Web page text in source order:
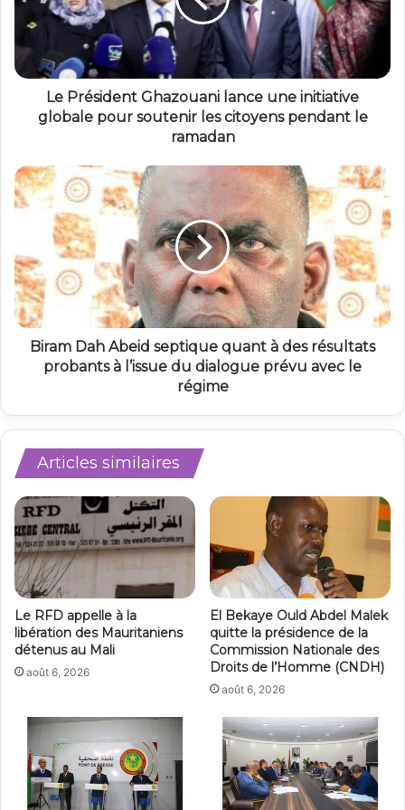
Le Président Ghazouani lance une initiative
globale pour soutenir les citoyens pendant le
ramadan
Biram Dah Abeid septique quant à des résultats
probants à l’issue du dialogue prévu avec le
régime
Articles similaires
Le RFD appelle à la
libération des Mauritaniens
détenus au Mali
août 6, 2026
El Bekaye Ould Abdel Malek
quitte la présidence de la
Commission Nationale des
Droits de l’Homme (CNDH)
août 6, 2026